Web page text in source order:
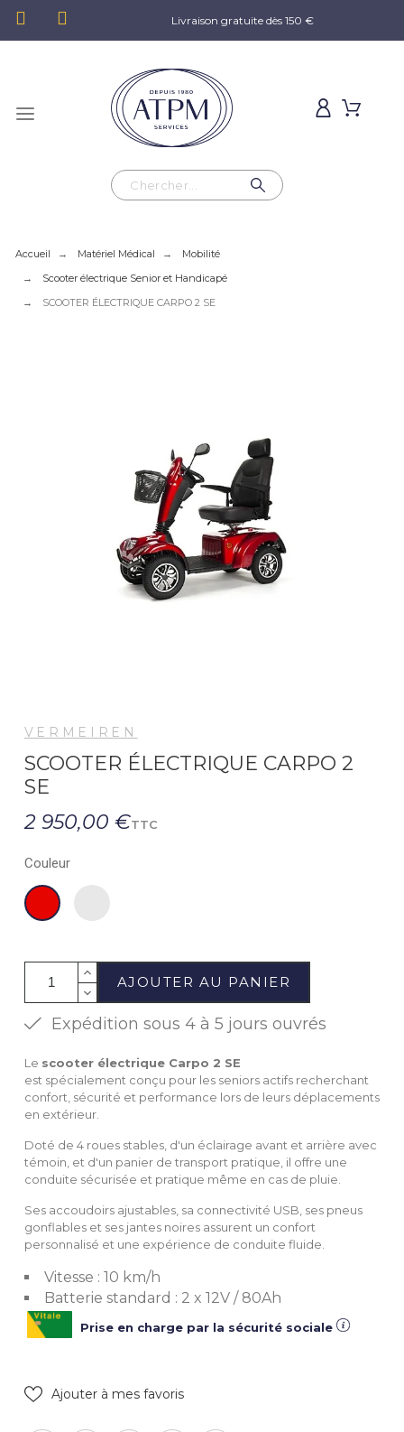
Livraison gratuite dès 150 €
Accueil Matériel Médical
Mobilité
Scooter électrique Senior et Handicapé
SCOOTER ÉLECTRIQUE CARPO 2 SE
VERMEIREN
SCOOTER ÉLECTRIQUE CARPO 2
SE
2 950,00 €TTC
Couleur
Rouge
AJOUTER AU PANIER
Expédition sous 4 à 5 jours ouvrés
Le scooter électrique Carpo 2 SE
est spécialement conçu pour les seniors actifs recherchant
confort, sécurité et performance lors de leurs déplacements
en extérieur.
Doté de 4 roues stables, d'un éclairage avant et arrière avec
témoin, et d'un panier de transport pratique, il offre une
conduite sécurisée et pratique même en cas de pluie.
Ses accoudoirs ajustables, sa connectivité USB, ses pneus
gonflables et ses jantes noires assurent un confort
personnalisé et une expérience de conduite fluide.
Vitesse : 10 km/h
Batterie standard : 2 x 12V / 80Ah
Prise en charge par la sécurité sociale
Ajouter à mes favoris